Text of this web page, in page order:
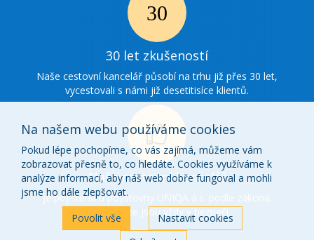
30 Ikonka
zkušenosti
30 let zkušeností
Naše cestovní kancelář působí na trhu již přes 30 let,
vycestovali s námi již desetitisíce klientů.
Ikonka
o
nás
Naše cestovní kancelář
je pojištěna u pojišťovny UNIQA a.s. podle zákona.
Vaše peníze jsou vždy v bezpečí.
Na našem webu používáme cookies
Pokud lépe pochopíme, co vás zajímá, můžeme vám
zobrazovat přesně to, co hledáte. Cookies využíváme k
analýze informací, aby náš web dobře fungoval a mohli
jsme ho dále zlepšovat.
Povolit vše
Nastavit cookies